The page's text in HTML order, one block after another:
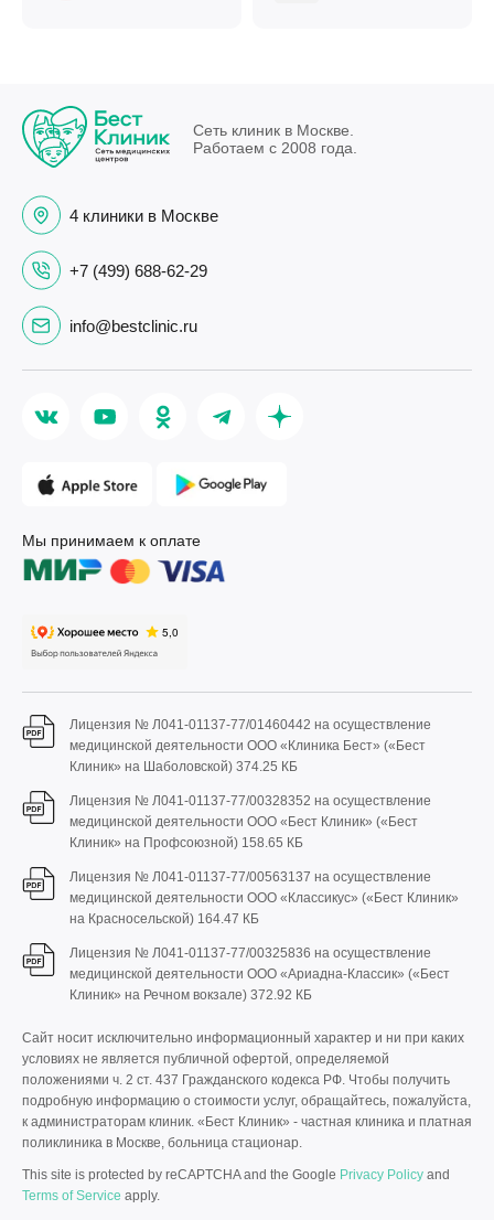
Сеть клиник в Москве.
Работаем с 2008 года.
4 клиники в Москве
+7 (499) 688-62-29
info@bestclinic.ru
Мы принимаем к оплате
Лицензия № Л041-01137-77/01460442 на осуществление
медицинской деятельности ООО «Клиника Бест» («Бест
Клиник» на Шаболовской) 374.25 КБ
Лицензия № Л041-01137-77/00328352 на осуществление
медицинской деятельности ООО «Бест Клиник» («Бест
Клиник» на Профсоюзной) 158.65 КБ
Лицензия № Л041-01137-77/00563137 на осуществление
медицинской деятельности ООО «Классикус» («Бест Клиник»
на Красносельской) 164.47 КБ
Лицензия № Л041-01137-77/00325836 на осуществление
медицинской деятельности ООО «Ариадна-Классик» («Бест
Клиник» на Речном вокзале) 372.92 КБ
Сайт носит исключительно информационный характер и ни при каких
условиях не является публичной офертой, определяемой
положениями ч. 2 ст. 437 Гражданского кодекса РФ. Чтобы получить
подробную информацию о стоимости услуг, обращайтесь, пожалуйста,
к администраторам клиник. «Бест Клиник» - частная клиника и платная
поликлиника в Москве, больница стационар.
This site is protected by reCAPTCHA and the Google Privacy Policy and
Terms of Service apply.